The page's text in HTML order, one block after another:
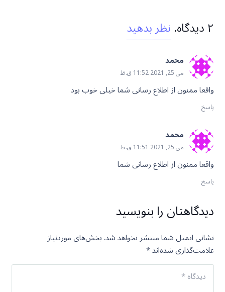
۲دیدگاه.نظر بدهید
محمد
می 25, 2021 11:52 ق.ظ
واقعا ممنون از اطلاع رسانی شما خیلی خوب بود
پاسخ
محمد
می 25, 2021 11:51 ق.ظ
واقعا ممنون از اطلاع رسانی شما
پاسخ
دیدگاهتان را بنویسید
نشانی ایمیل شما منتشر نخواهد شد.بخش‌های موردنیاز
علامت‌گذاری شده‌اند*